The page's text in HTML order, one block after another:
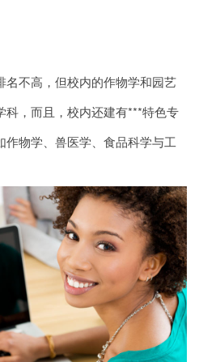
名不高，但校内的作物学和园艺
科，而且，校内还建有***特色专
物学、兽医学、食品科学与工